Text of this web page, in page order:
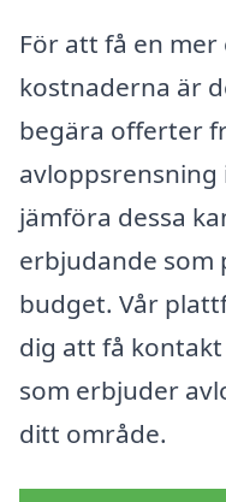
För att få en
kostnaderna är
begära offerter
avloppsrensning
jämföra dessa
erbjudande som
budget. Vår
dig att få
som erbjuder
ditt område.